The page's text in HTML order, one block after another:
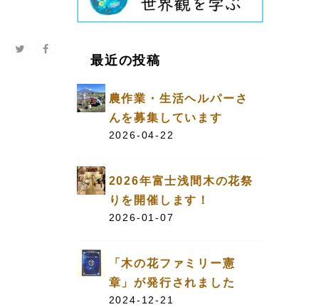
最近の投稿
農作業・生活ヘルパーさ
んを募集しています
2026-04-22
2026年富士浅間木の花祭
りを開催します！
2026-01-07
「木の花ファミリー憲
章」が発行されました
2024-12-21